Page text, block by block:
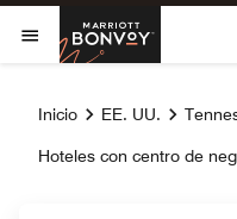
Skip to Content
Abrir el menú
Marriott
Inicio EE. UU.
Hoteles con centro de